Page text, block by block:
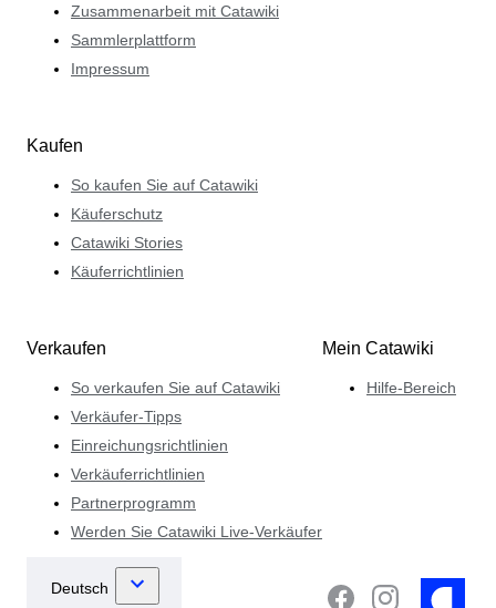
Zusammenarbeit mit Catawiki
Sammlerplattform
Impressum
Kaufen
So kaufen Sie auf Catawiki
Käuferschutz
Catawiki Stories
Käuferrichtlinien
Verkaufen
So verkaufen Sie auf Catawiki
Verkäufer-Tipps
Einreichungsrichtlinien
Verkäuferrichtlinien
Partnerprogramm
Werden Sie Catawiki Live-Verkäufer
Mein Catawiki
Hilfe-Bereich